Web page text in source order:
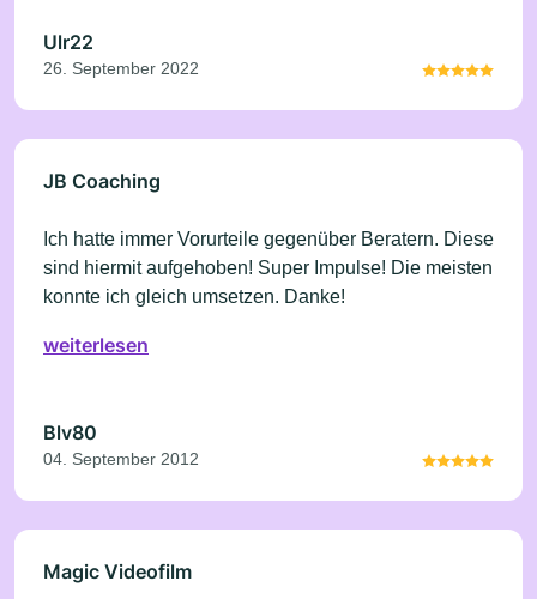
Ulr22
26. September 2022
JB Coaching
Ich hatte immer Vorurteile gegenüber Beratern. Diese
sind hiermit aufgehoben! Super Impulse! Die meisten
konnte ich gleich umsetzen. Danke!
weiterlesen
Blv80
04. September 2012
Magic Videofilm